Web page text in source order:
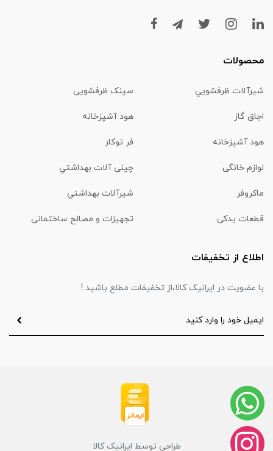
محصولات
شیرآلات ظرفشويي سینک ظرفشویی
اجاق گاز هود آشپزخانه
هود آشپزخانه فر توکار
لوازم خانگی چینی آلات بهداشتي
ماكروفر شیرآلات بهداشتي
قطعات یدکی تجهیزات و مصالح ساختمانی
اطلاع از تخفیفات
با عضویت در ایرانیک کالا،از تخفیفات مطلع باشید !
طراحی توسط ایرانیک کالا